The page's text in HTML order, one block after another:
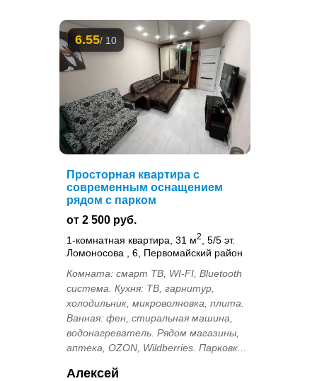
6.55/ 10
Просторная квартира с
современным оснащением
рядом с парком
от 2 500 руб.
1-комнатная квартира, 31 м2
, 5/5 эт.
Ломоносова , 6, Первомайский район
Комната: смарт ТВ, WI-FI, Bluetooth
система. Кухня: ТВ, гарнитур,
холодильник, микроволновка, плита.
Ванная: фен, стиральная машина,
водонагреватель. Рядом магазины,
аптека, OZON, Wildberries. Парковк...
Алексей